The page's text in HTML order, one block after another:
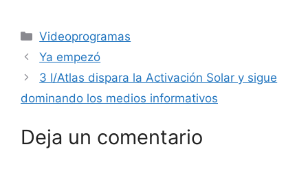
Categorías
Videoprogramas
Ya empezó
3 I/Atlas dispara la Activación Solar y sigue
dominando los medios informativos
Deja un comentario